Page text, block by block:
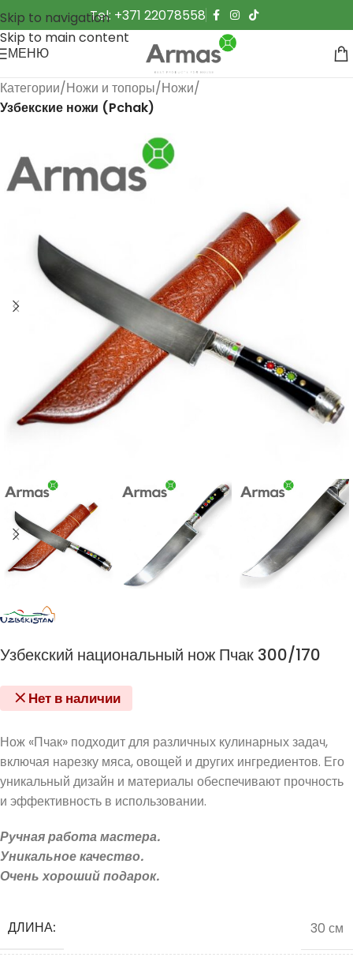
Skip to navigation
Skip to main content
Tel: +371 22078558
МЕНЮ
Категории Ножи и топоры Ножи
Узбекские ножи (Pchak)
Узбекский национальный нож Пчак 300/170
Нет в наличии
Нож «Пчак» подходит для различных кулинарных задач,
включая нарезку мяса, овощей и других ингредиентов. Его
уникальный дизайн и материалы обеспечивают прочность
и эффективность в использовании.
Ручная работа мастера.
Уникальное качество.
Очень хороший подарок.
ДЛИНА: 30 см